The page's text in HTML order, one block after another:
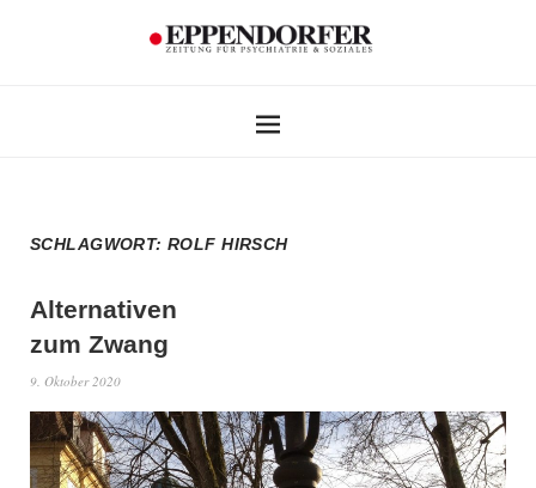
SCHLAGWORT:ROLF HIRSCH
Alternativen
zum Zwang
9. Oktober 2020